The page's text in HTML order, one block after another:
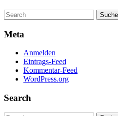
Search
for:
Meta
Anmelden
Eintrags-Feed
Kommentar-Feed
WordPress.org
Search